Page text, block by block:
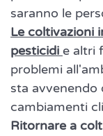
saranno le
Le coltivazioni
pesticidi e altri
problemi
sta avvenendo
cambiamenti
Ritornare a